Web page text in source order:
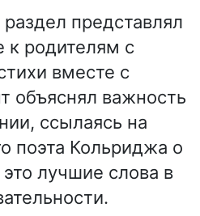
представлял
к родителям с
вместе с
объяснял важность
ссылаясь на
поэта Кольриджа о
лучшие слова в